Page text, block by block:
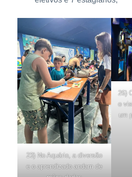
23) No Aquário, a diversão
e o aprendizado andam de
26)
o
um